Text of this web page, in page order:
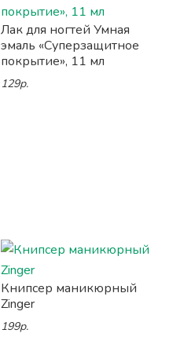
Лак для ногтей Умная
эмаль «Суперзащитное
покрытие», 11 мл
129р.
Книпсер маникюрный
Zinger
199р.